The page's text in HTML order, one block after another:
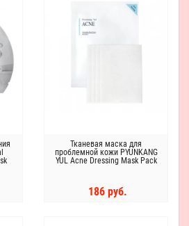
Тканевая маска для
проблемной кожи PYUNKANG
YUL Acne Dressing Mask Pack
186 руб.